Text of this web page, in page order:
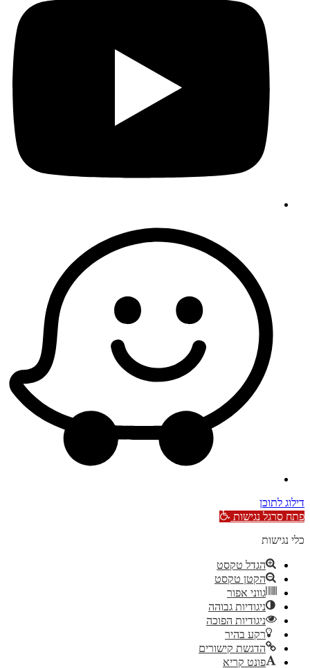
דילוג לתוכן
פתח סרגל נגישות
כלי נגישות
הגדל טקסט
הקטן טקסט
גווני אפור
ניגודיות גבוהה
ניגודיות הפוכה
רקע בהיר
הדגשת קישורים
פונט קריא